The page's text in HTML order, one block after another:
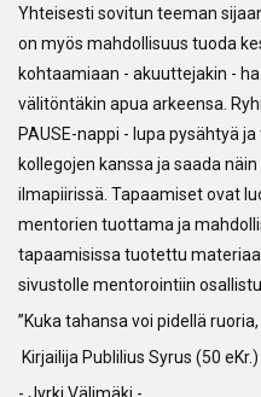
Yhteisesti sovitun teeman
on myös mahdollisuus tuoda
kohtaamiaan - akuuttejakin -
välitöntäkin apua arkeensa.
PAUSE-nappi - lupa pysähtyä
kollegojen kanssa ja saada
ilmapiirissä. Tapaamiset ovat
mentorien tuottama ja
tapaamisissa tuotettu
sivustolle mentorointiin
”Kuka tahansa voi pidellä
Kirjailija Publilius Syrus (50 eKr.)